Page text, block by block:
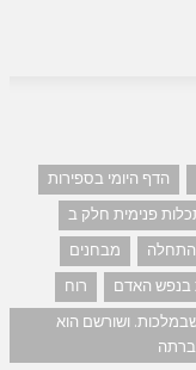
הדף היומי בספירות
פנימית חלק ב
מבחנים
בנפש האדם
רוח
ושורשם הוא